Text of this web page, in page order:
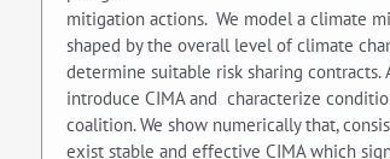
mitigation actions. We model a climate
shaped by the overall level of climate
determine suitable risk sharing
introduce CIMA and characterize
coalition. We show numerically that,
exist stable and effective CIMA which